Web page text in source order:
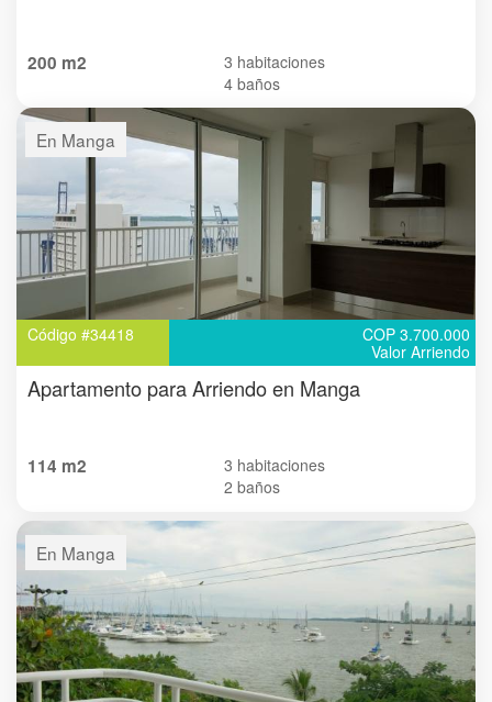
200 m2
3 habitaciones
4 baños
En Manga
Código #34418
COP 3.700.000
Valor Arriendo
Apartamento para Arriendo en Manga
114 m2
3 habitaciones
2 baños
En Manga